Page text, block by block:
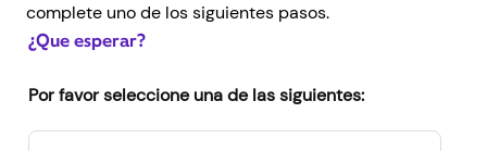
complete uno de los siguientes pasos.
¿Que esperar?
Por favor seleccione una de las siguientes: